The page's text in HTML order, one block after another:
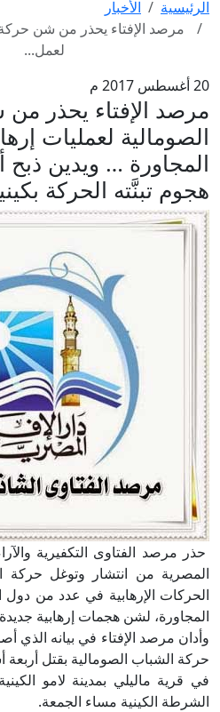
الرئيسية
الأخبار
مرصد الإفتاء يحذر من شن
لعمل...
20 أغسطس 2017 م
مرصد الإفتاء يحذر
الصومالية لعمليات
المجاورة … ويدين
هجوم تبنَّته الحركة
حذر مرصد الفتاوى التكفيرية
المصرية من انتشار وتوغل حركة
الحركات الإرهابية في عدد من دول
المجاورة، لشن هجمات إرهابية
وأدان مرصد الإفتاء في بيانه الذي
حركة الشباب الصومالية بقتل
في قرية ماليلي بمدينة لامو
الشرطة الكينية مساء الجمعة.